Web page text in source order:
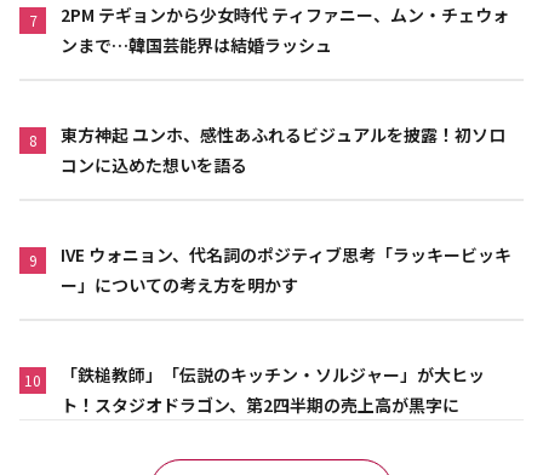
7
2PM テギョンから少女時代 ティファニー、ムン・チェウォ
ンまで…韓国芸能界は結婚ラッシュ
8
東方神起 ユンホ、感性あふれるビジュアルを披露！初ソロ
コンに込めた想いを語る
9
IVE ウォニョン、代名詞のポジティブ思考「ラッキービッキ
ー」についての考え方を明かす
10
「鉄槌教師」「伝説のキッチン・ソルジャー」が大ヒッ
ト！スタジオドラゴン、第2四半期の売上高が黒字に